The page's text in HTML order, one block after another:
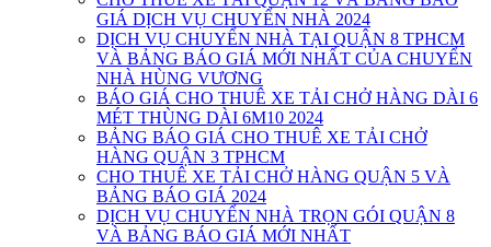
GIÁ DỊCH VỤ CHUYỂN NHÀ 2024
DỊCH VỤ CHUYỂN NHÀ TẠI QUẬN 8 TPHCM
VÀ BẢNG BÁO GIÁ MỚI NHẤT CỦA CHUYỂN
NHÀ HÙNG VƯƠNG
BÁO GIÁ CHO THUÊ XE TẢI CHỞ HÀNG DÀI 6
MÉT THÙNG DÀI 6M10 2024
BẢNG BÁO GIÁ CHO THUÊ XE TẢI CHỞ
HÀNG QUẬN 3 TPHCM
CHO THUÊ XE TẢI CHỞ HÀNG QUẬN 5 VÀ
BẢNG BÁO GIÁ 2024
DỊCH VỤ CHUYỂN NHÀ TRỌN GÓI QUẬN 8
VÀ BẢNG BÁO GIÁ MỚI NHẤT